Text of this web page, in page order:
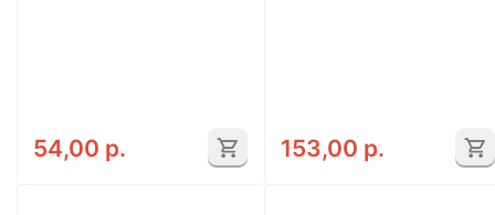
54,00 р. 153,00 р.